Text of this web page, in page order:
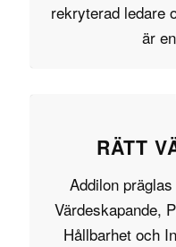
rekryterad ledare
är
RÄTT
Addilon
Värdeskapande,
Hållbarhet och